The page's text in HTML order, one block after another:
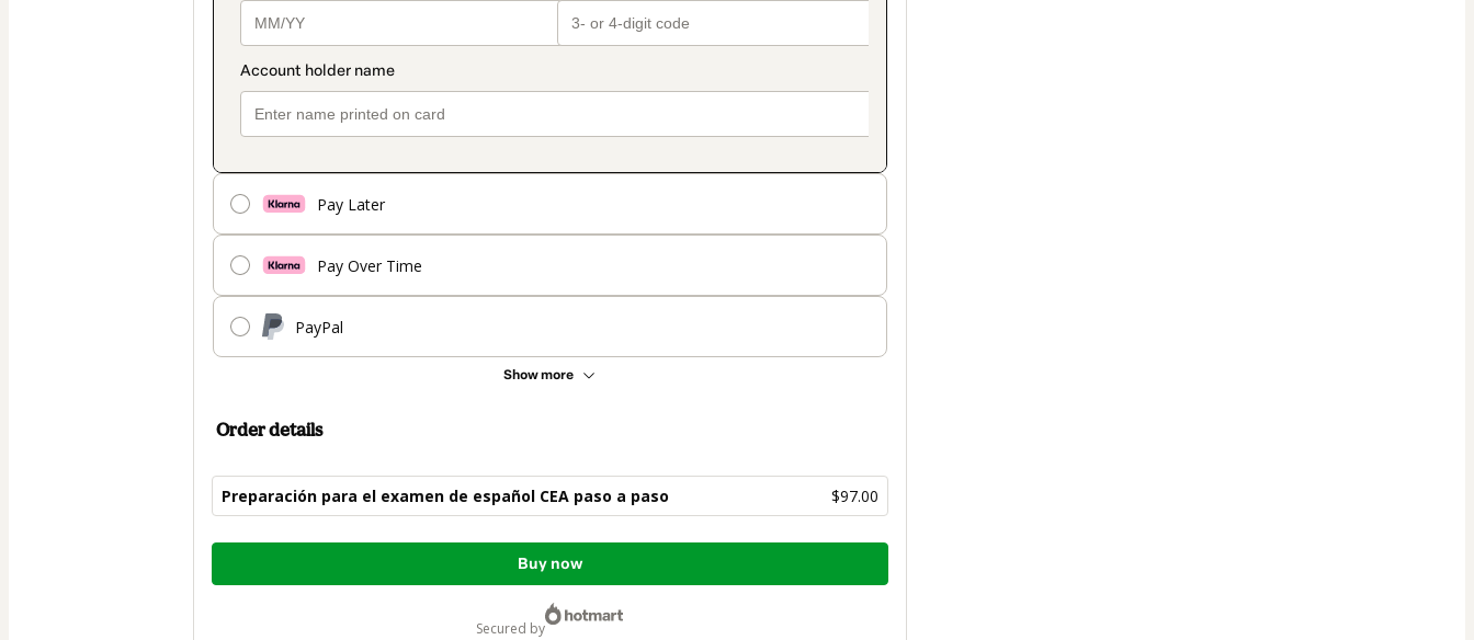
Pay Later
Pay Over Time
PayPal
Show more
Order details
Preparación para el examen de español CEA paso a paso $97.00
Total
Buy now
secured by